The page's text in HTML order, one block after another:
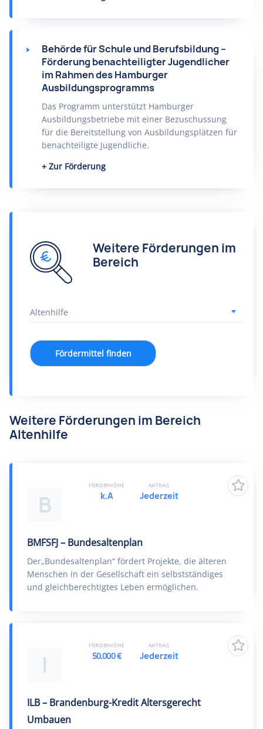
Behörde für Schule und Berufsbildung –
Förderung benachteiligter Jugendlicher
im Rahmen des Hamburger
Ausbildungsprogramms
Das Programm unterstützt Hamburger
Ausbildungsbetriebe mit einer Bezuschussung
für die Bereitstellung von Ausbildungsplätzen für
benachteiligte Jugendliche.
Zur Förderung
Weitere Förderungen im
Bereich
Fördermittel finden
Weitere Förderungen im Bereich
Altenhilfe
B
BMFSFJ – Bundesaltenplan
Der„Bundesaltenplan“ fördert Projekte, die älteren
Menschen in der Gesellschaft ein selbstständiges
und gleichberechtigtes Leben ermöglichen.
FÖRDERHÖHE
k.A
ANTRAG
Jederzeit
I
ILB – Brandenburg-Kredit Altersgerecht
Umbauen
FÖRDERHÖHE
50.000 €
ANTRAG
Jederzeit